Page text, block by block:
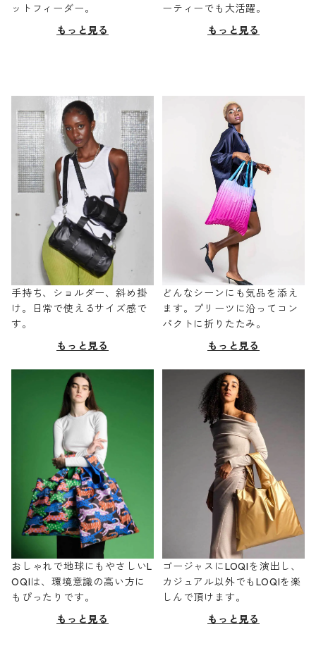
ットフィーダー。
もっと見る
ーティーでも大活躍。
もっと見る
手持ち、ショルダー、斜め掛
け。日常で使えるサイズ感で
す。
もっと見る
どんなシーンにも気品を添え
ます。プリーツに沿ってコン
パクトに折りたたみ。
もっと見る
おしゃれで地球にもやさしいL
OQIは、環境意識の高い方に
もぴったりです。
もっと見る
ゴージャスにLOQIを演出し、
カジュアル以外でもLOQIを楽
しんで頂けます。
もっと見る